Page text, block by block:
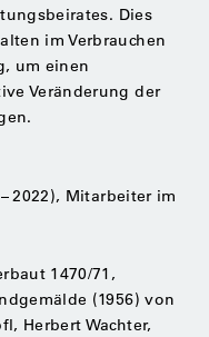
Dies
im Verbrauchen
um einen
Veränderung der
2022), Mitarbeiter im
1470/71,
(1956) von
Herbert Wachter,